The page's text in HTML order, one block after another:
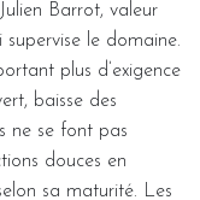
Barrot, valeur
le domaine.
plus d’exigence
baisse des
ne se font pas
douces en
sa maturité. Les